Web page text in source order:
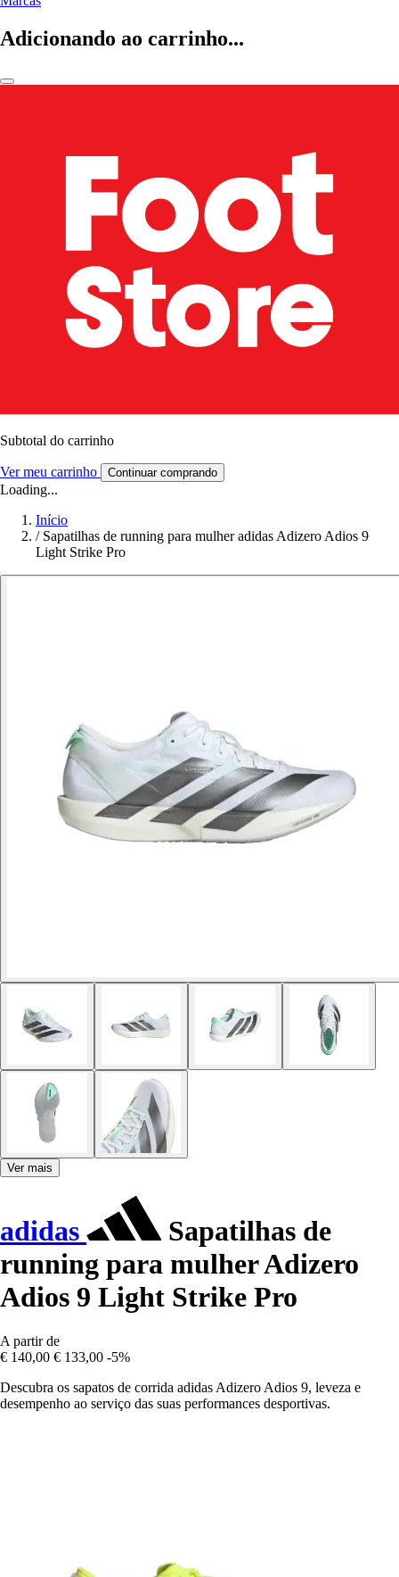
Adicionando ao carrinho...
Subtotal do carrinho
Ver meu carrinho Continuar comprando
Loading...
Início
/ Sapatilhas de running para mulher adidas Adizero Adios 9
Light Strike Pro
Ver mais
adidas
Sapatilhas de
running para mulher Adizero
Adios 9 Light Strike Pro
A partir de
€ 140,00 € 133,00 -5%
Descubra os sapatos de corrida adidas Adizero Adios 9, leveza e
desempenho ao serviço das suas performances desportivas.